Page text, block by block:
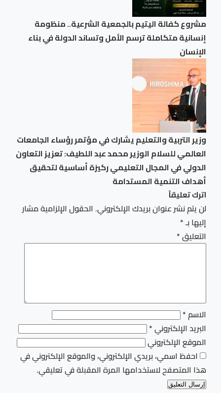
مشروع كفالة اليتيم بالجمعية الشرعية.. منظومة
إنسانية متكاملة ترسم الأمل وتساند الدولة في بناء
الإنسان
وزير التربية والتعليم يشارك في مؤتمر رؤساء الجامعات
العالمي للسلام الوزير محمد عبد اللطيف: تعزيز التعاون
الدولي في المجال التعليمي ركيزة أساسية لتحقيق
أهداف التنمية المستدامة
اترك تعليقاً
لن يتم نشر عنوان بريدك الإلكتروني. الحقول الإلزامية مشار
إليها بـ*
التعليق*
الاسم*
البريد الإلكتروني*
الموقع الإلكتروني
احفظ اسمي، بريدي الإلكتروني، والموقع الإلكتروني في
هذا المتصفح لاستخدامها المرة المقبلة في تعليقي.